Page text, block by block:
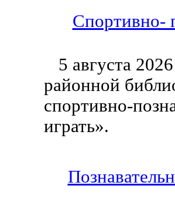
Спортивно-
5 августа
районной
спортивно-
играть».